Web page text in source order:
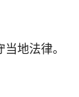
地法律。